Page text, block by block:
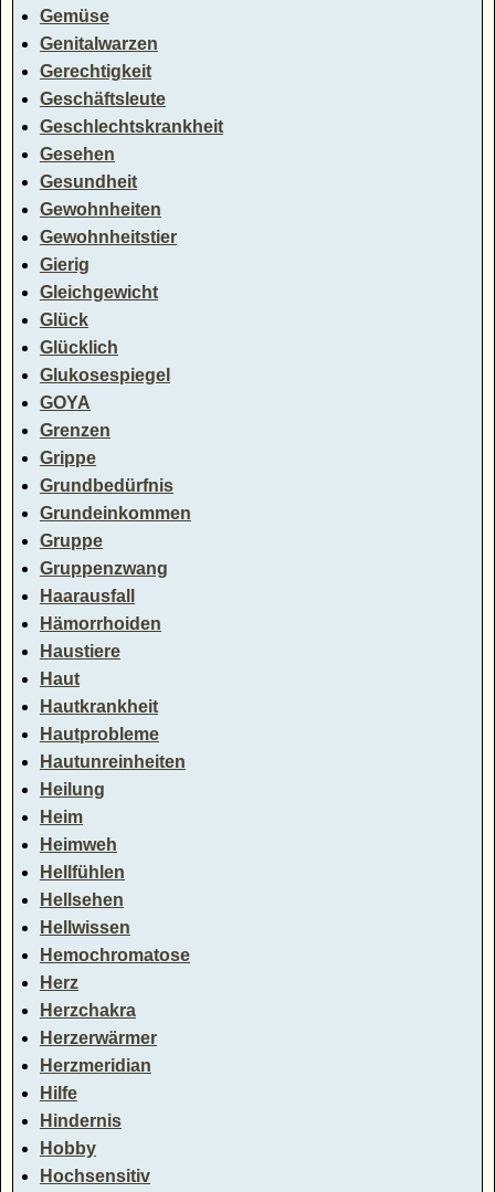
Gemüse
Genitalwarzen
Gerechtigkeit
Geschäftsleute
Geschlechtskrankheit
Gesehen
Gesundheit
Gewohnheiten
Gewohnheitstier
Gierig
Gleichgewicht
Glück
Glücklich
Glukosespiegel
GOYA
Grenzen
Grippe
Grundbedürfnis
Grundeinkommen
Gruppe
Gruppenzwang
Haarausfall
Hämorrhoiden
Haustiere
Haut
Hautkrankheit
Hautprobleme
Hautunreinheiten
Heilung
Heim
Heimweh
Hellfühlen
Hellsehen
Hellwissen
Hemochromatose
Herz
Herzchakra
Herzerwärmer
Herzmeridian
Hilfe
Hindernis
Hobby
Hochsensitiv